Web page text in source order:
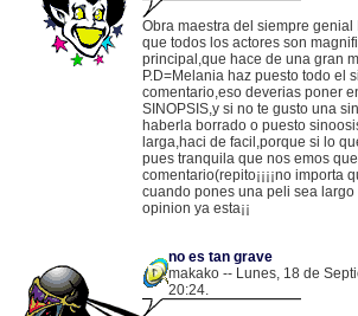
Obra maestra del siempre genial
que todos los actores son
principal,que hace de una gran
P.D=Melania haz puesto todo el
comentario,eso deverias poner
SINOPSIS,y si no te gusto una
haberla borrado o puesto
larga,haci de facil,porque si lo
pues tranquila que nos emos
comentario(repito¡¡¡¡no importa
cuando pones una peli sea largo
opinion ya esta¡¡
no es tan grave
makako -- Lunes, 18 de
20:24.